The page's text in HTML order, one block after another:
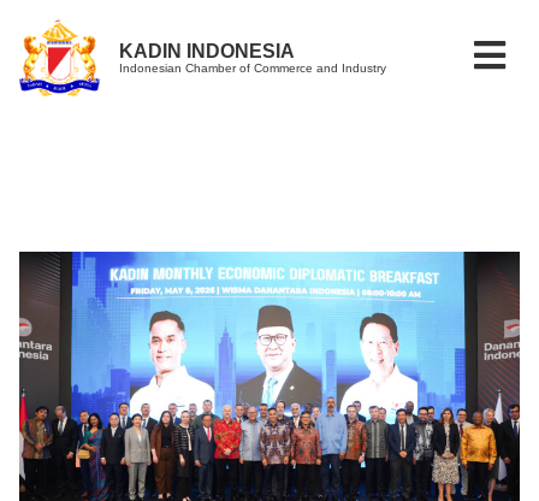
KADIN INDONESIA
Indonesian Chamber of Commerce and Industry